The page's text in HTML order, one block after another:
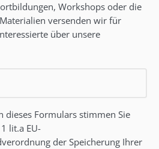
Workshops oder die
versenden wir für
über unsere
dieses Formulars stimmen Sie
lit.a EU-
der Speicherung Ihrer